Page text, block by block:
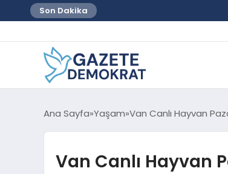
Son Dakika
Ana Sayfa Yaşam Van Canlı Hayvan
Van Canlı Hayvan